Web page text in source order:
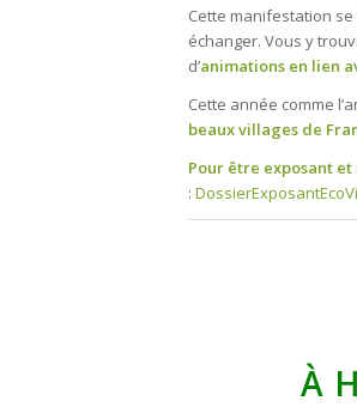
Cette manifestation
échanger. Vous y
d’animations en lien
Cette année comme
beaux villages de
Pour être exposant
:
À